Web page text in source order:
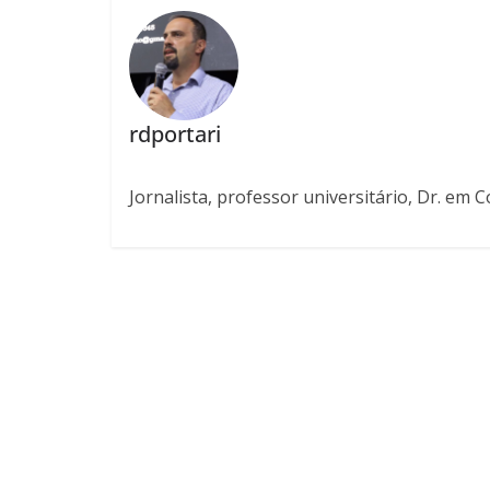
rdportari
Jornalista, professor universitário, Dr. em